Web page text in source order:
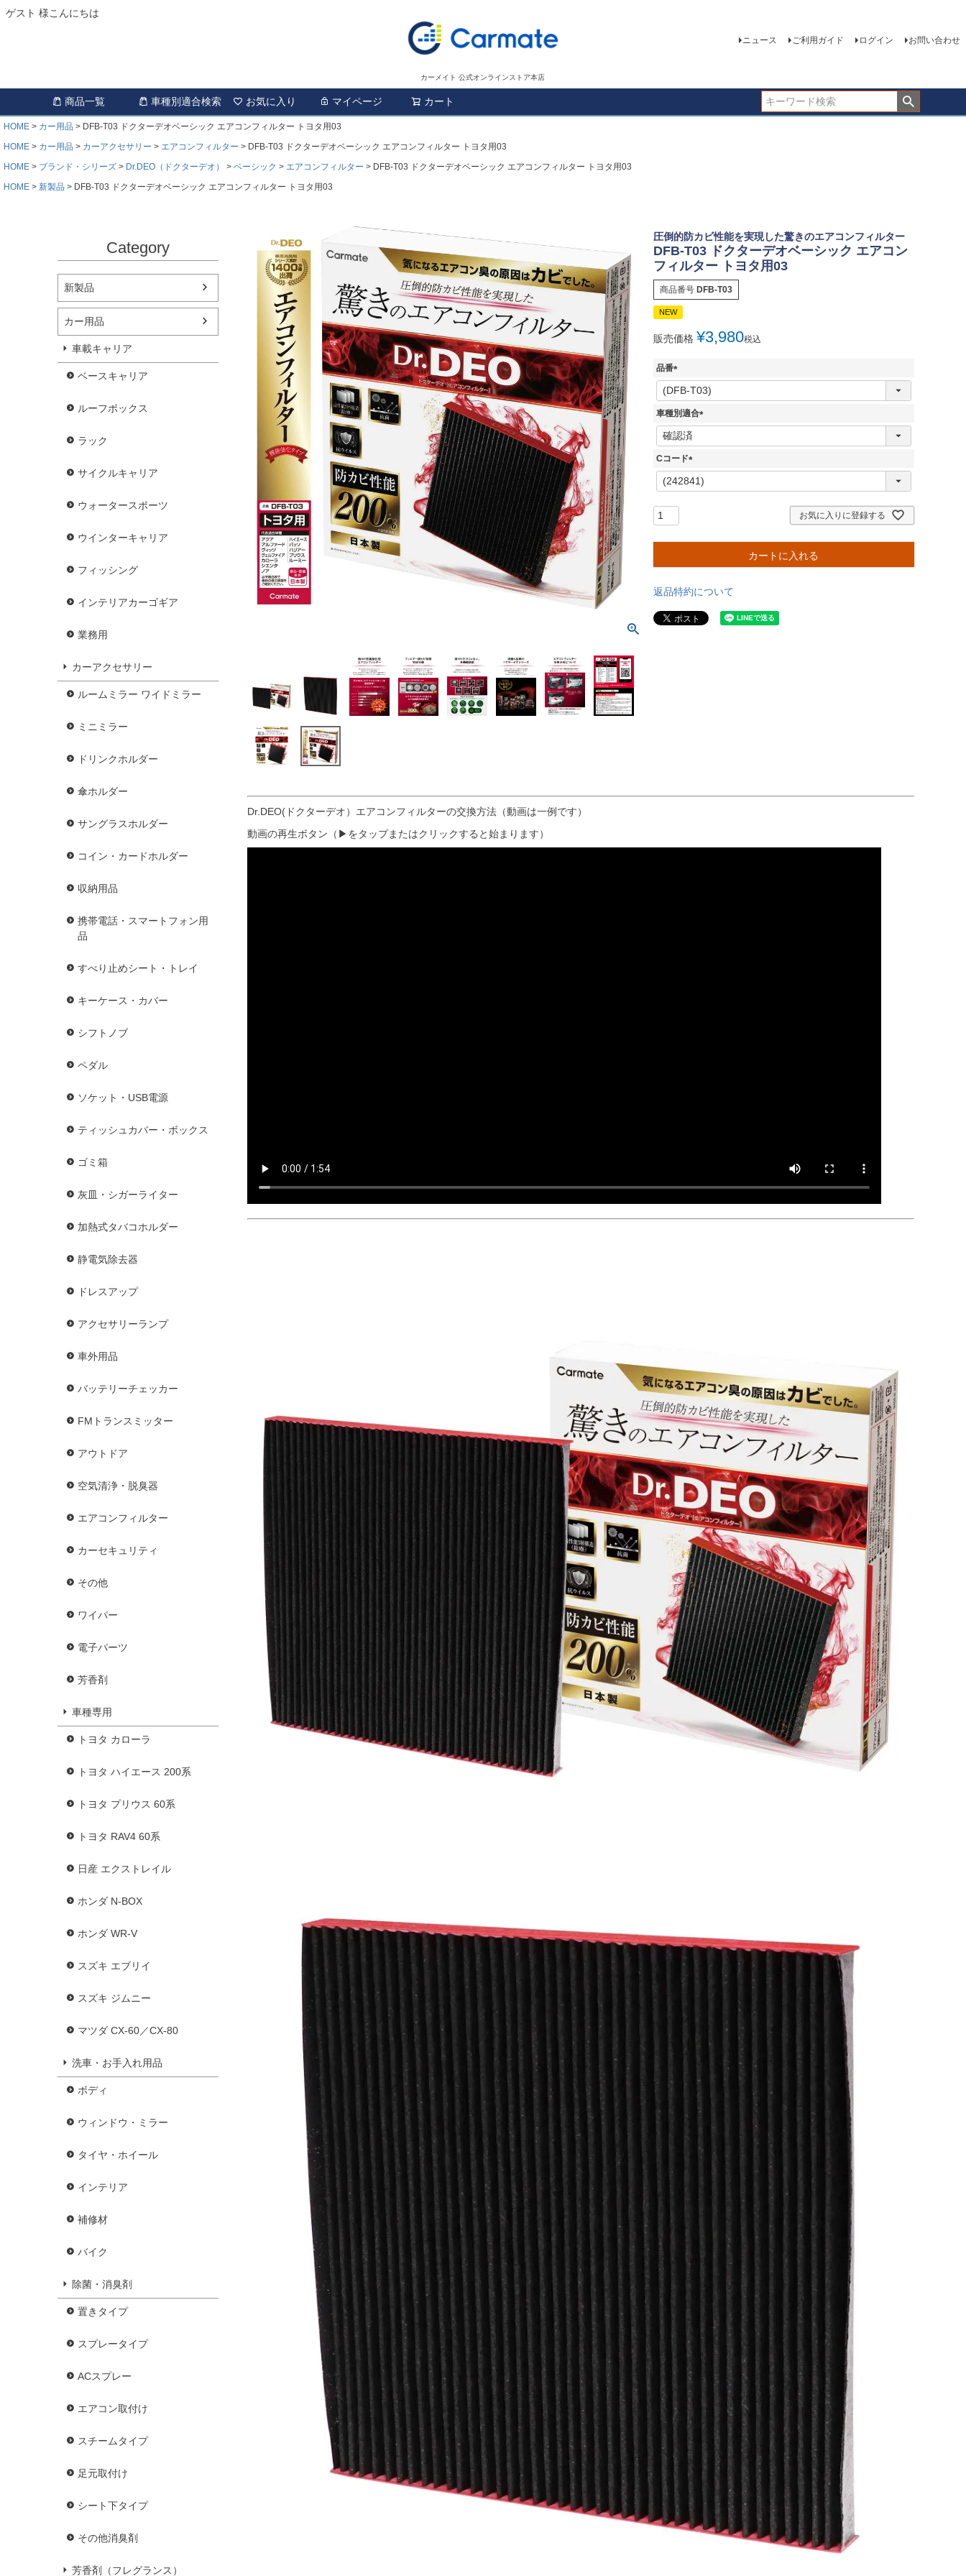
ゲスト 様こんにちは
カーメイト 公式オンラインストア本店
ニュース ご利用ガイド ログイン お問い合わせ
商品一覧 車種別適合検索 お気に入り マイページ カート
HOME カー用品
DFB-T03 ドクターデオベーシック エアコンフィルター トヨタ用03
HOME
カー用品 カーアクセサリー エアコンフィルター
DFB-T03 ドクターデオベーシック エアコンフィルター トヨタ用03
HOME
ブランド・シリーズ Dr.DEO（ドクターデオ） ベーシック エアコンフィルター
DFB-T03 ドクターデオベーシック エアコンフィルター トヨタ用03
HOME
新製品 DFB-T03 ドクターデオベーシック エアコンフィルター トヨタ用03
Category
新製品
カー用品
車載キャリア
ベースキャリア
ルーフボックス
ラック
サイクルキャリア
ウォータースポーツ
ウインターキャリア
フィッシング
インテリアカーゴギア
業務用
カーアクセサリー
ルームミラー ワイドミラー
ミニミラー
ドリンクホルダー
傘ホルダー
サングラスホルダー
コイン・カードホルダー
収納用品
携帯電話・スマートフォン用
品
すべり止めシート・トレイ
キーケース・カバー
シフトノブ
ペダル
ソケット・USB電源
ティッシュカバー・ボックス
ゴミ箱
灰皿・シガーライター
加熱式タバコホルダー
静電気除去器
ドレスアップ
アクセサリーランプ
車外用品
バッテリーチェッカー
FMトランスミッター
アウトドア
空気清浄・脱臭器
エアコンフィルター
カーセキュリティ
その他
ワイパー
電子パーツ
芳香剤
車種専用
トヨタ カローラ
トヨタ ハイエース 200系
トヨタ プリウス 60系
トヨタ RAV4 60系
日産 エクストレイル
ホンダ N-BOX
ホンダ WR-V
スズキ エブリイ
スズキ ジムニー
マツダ CX-60／CX-80
洗車・お手入れ用品
ボディ
ウィンドウ・ミラー
タイヤ・ホイール
インテリア
補修材
バイク
除菌・消臭剤
置きタイプ
スプレータイプ
ACスプレー
エアコン取付け
スチームタイプ
足元取付け
シート下タイプ
その他消臭剤
芳香剤（フレグランス）
圧倒的防カビ性能を実現した驚きのエアコンフィルター
DFB-T03 ドクターデオベーシック エアコン
フィルター トヨタ用03
商品番号 DFB-T03
NEW
販売価格 ¥3,980税込
品番
(
必
須
車種別適合
(
Cコード
(
必
お気に入りに登録する
カートに入れる
返品特約について
Dr.DEO(ドクターデオ）エアコンフィルターの交換方法（動画は一例です）
動画の再生ボタン（▶をタップまたはクリックすると始まります）